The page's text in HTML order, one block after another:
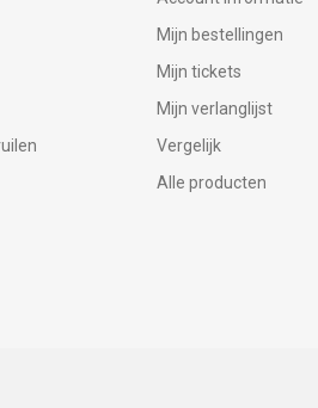
Mijn bestellingen
Mijn tickets
Mijn verlanglijst
Vergelijk
Alle producten